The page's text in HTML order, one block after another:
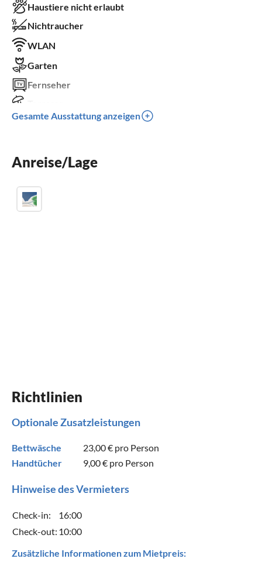
Haustiere nicht erlaubt
Nichtraucher
WLAN
Garten
Fernseher
Spülmaschine
Balkon
Gesamte Ausstattung anzeigen
Anreise/Lage
Richtlinien
Optionale Zusatzleistungen
Bettwäsche 23,00 € pro Person
Handtücher
9,00 € pro Person
Hinweise des Vermieters
Check-in:
16:00
Check-out: 10:00
Zusätzliche Informationen zum Mietpreis: